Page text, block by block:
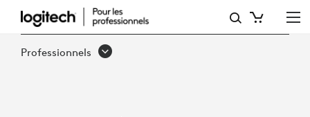
ARTICLE:
UNE
Professionnels